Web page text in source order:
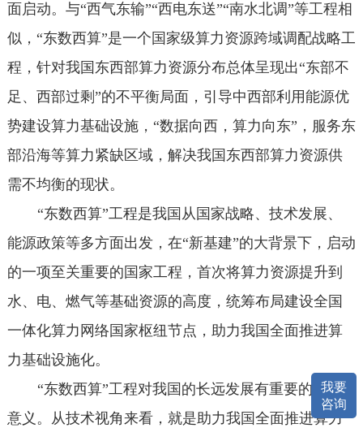
面启动。与“西气东输”“西电东送”“南水北调”等工程相
似，“东数西算”是一个国家级算力资源跨域调配战略工
程，针对我国东西部算力资源分布总体呈现出“东部不
足、西部过剩”的不平衡局面，引导中西部利用能源优
势建设算力基础设施，“数据向西，算力向东”，服务东
部沿海等算力紧缺区域，解决我国东西部算力资源供
需不均衡的现状。
“东数西算”工程是我国从国家战略、技术发展、
能源政策等多方面出发，在“新基建”的大背景下，启动
的一项至关重要的国家工程，首次将算力资源提升到
水、电、燃气等基础资源的高度，统筹布局建设全国
一体化算力网络国家枢纽节点，助力我国全面推进算
力基础设施化。
“东数西算”工程对我国的长远发展有重要的战略
意义。从技术视角来看，就是助力我国全面推进算力
我要
咨询